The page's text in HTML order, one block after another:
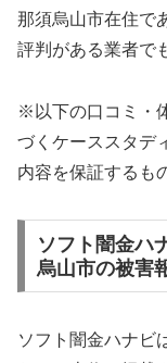
那須烏山市在住で
評判がある業者で
※以下の口コミ・
づくケーススタデ
内容を保証するも
ソフト闇金ハ
烏山市の被害
ソフト闇金ハナビ